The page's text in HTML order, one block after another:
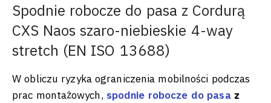
Spodnie robocze do pasa z Cordurą
CXS Naos szaro-niebieskie 4-way
stretch (EN ISO 13688)
W obliczu ryzyka ograniczenia mobilności podczas
prac montażowych, spodnie robocze do pasaz